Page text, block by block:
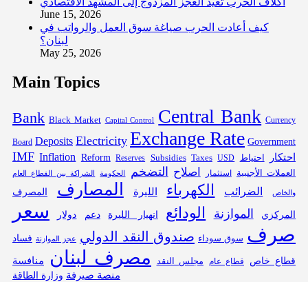
June 15, 2026
كيف أعادت الحرب صياغة سوق العمل والرواتب في
لبنان؟
May 25, 2026
Main Topics
Bank Black Market Capital Control Central Bank Currency
Board Deposits Electricity Exchange Rate Government
IMF Inflation Reform Reserves Subsidies Taxes USD احتكار
احتياط
العملات الأجنبية
استثمار اصلاح التضخم الحكومة الشراكة بين القطاع العام
والخاص الضرائب الكهرباء الليرة المصارف المصرف
المركزي الموازنة الودائع انهيار الليرة دعم دولار
سعر
صرف سوق سوداء صندوق النقد الدولي عجز الموازنة فساد
قطاع خاص قطاع عام مجلس النقد مصرف لبنان
منافسة
منصة صيرفة وزارة الطاقة